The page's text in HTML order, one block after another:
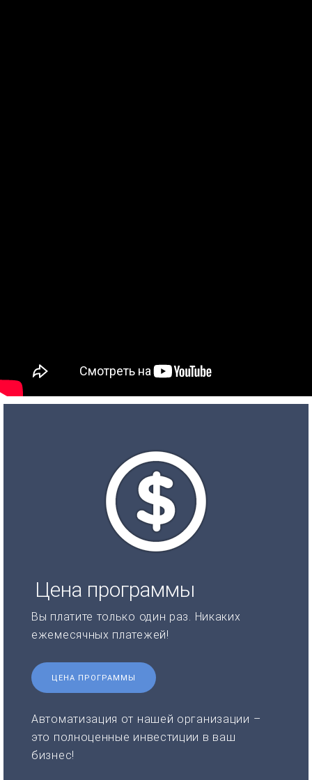
Цена программы
Вы платите только один раз. Никаких
ежемесячных платежей!
ЦЕНА ПРОГРАММЫ
Автоматизация от нашей организации –
это полноценные инвестиции в ваш
бизнес!